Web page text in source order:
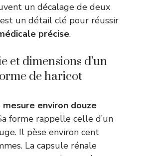
un décalage de deux
un détail clé pour réussir
précise.
et dimensions d’un
de haricot
environ douze
forme rappelle celle d’un
Il pèse environ cent
La capsule rénale